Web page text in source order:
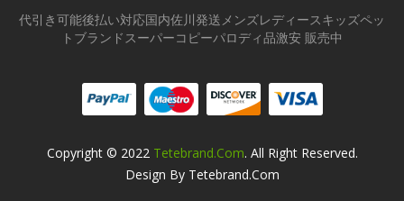
代引き可能後払い対応国内佐川発送メンズレディースキッズペッ
トブランドスーパーコピーパロディ品激安 販売中
Copyright © 2022 Tetebrand.com. All Right Reserved.
Design By Tetebrand.com